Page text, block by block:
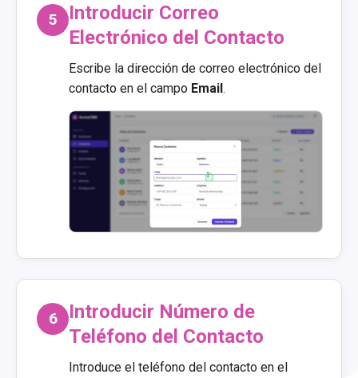
5
Introducir Correo
Electrónico del Contacto
Escribe la dirección de correo electrónico del
contacto en el campo Email.
6
Introducir Número de
Teléfono del Contacto
Introduce el teléfono del contacto en el